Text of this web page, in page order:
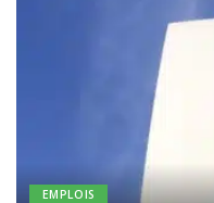
EMPLOIS